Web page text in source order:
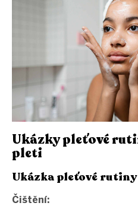
Ukázky pleťové
pleti
Ukázka pleťové
Čištění: